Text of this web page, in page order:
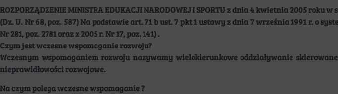
ROZPORZĄDZENIE MINISTRA EDUKACJI NARODOWEJ I SPORTU z dnia 4 kwietnia 2005
(Dz. U. Nr 68, poz. 587) Na podstawie art. 71 b ust. 7 pkt 1 ustawy z dnia 7 września 1991 r. o
Nr 281, poz. 2781 oraz z 2005 r. Nr 17, poz. 141) .
Czym jest wczesne wspomaganie rozwoju?
Wczesnym wspomaganiem rozwoju nazywamy wielokierunkowe oddziaływanie
nieprawidłowości rozwojowe.
Na czym polega wczesne wspomaganie ?